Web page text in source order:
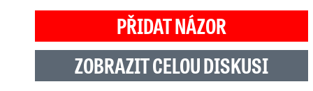
PŘIDAT NÁZOR
ZOBRAZIT CELOU DISKUSI